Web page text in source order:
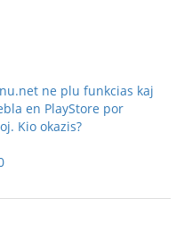
ne plu funkcias kaj
en PlayStore por
Kio okazis?